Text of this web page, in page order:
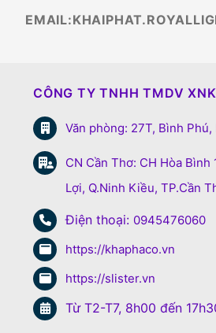
CÔNG TY TNHH TMDV
Văn phòng: 27T, Bình Phú,
CN Cần Thơ: CH Hòa
Lợi, Q.Ninh Kiều, TP.Cần
Điện thoại: 0945476060
https://khaphaco.vn
https://slister.vn
Từ T2-T7, 8h00 đến